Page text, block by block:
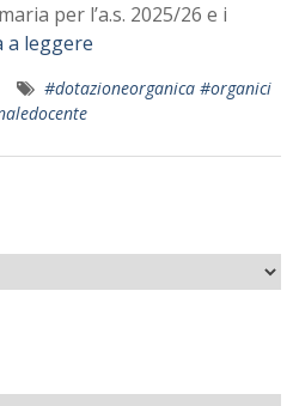
per l’a.s. 2025/26 e i
a leggere
#dotazioneorganica #organici